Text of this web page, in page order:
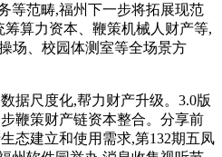
等范畴,福州下一步将拓展现范
算力资本、鞭策机械人财产等,
场、校园体测室等全场景方
尺度化,帮力财产升级。3.0版
鞭策财产链资本整合。分享前
态建立和使用需求,第132期五凤